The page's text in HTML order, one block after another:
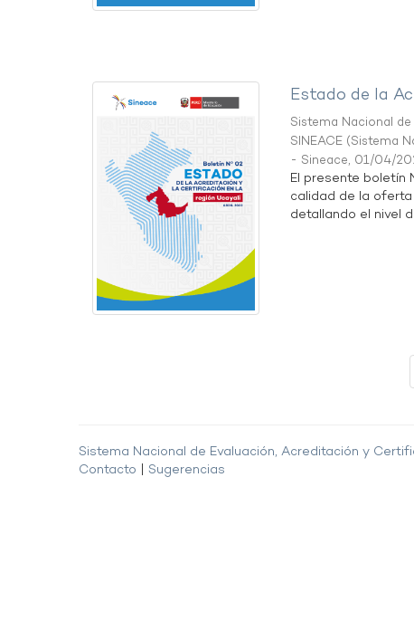
Estado de la
Sistema Nacional
SINEACE (Sistema
- Sineace, 01/04/
El presente boletín
calidad de la oferta
detallando el nivel
Sistema Nacional de Evaluación, Acreditación y
Contacto
Sugerencias